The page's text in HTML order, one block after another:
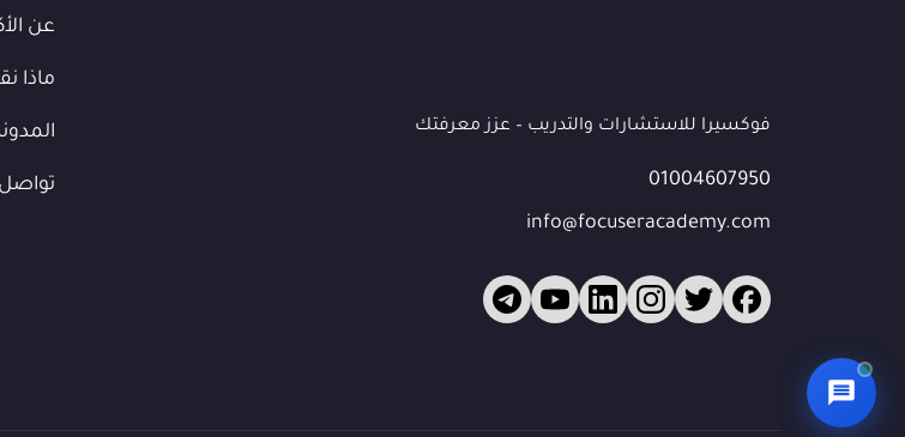
فوكسيرا للاستشارات والتدريب – عزز معرفتك
01004607950
info@focuseracademy.com
عن
ماذا
الشركة / المؤسسة(اختياري)
ما الذي تبحث عنه؟